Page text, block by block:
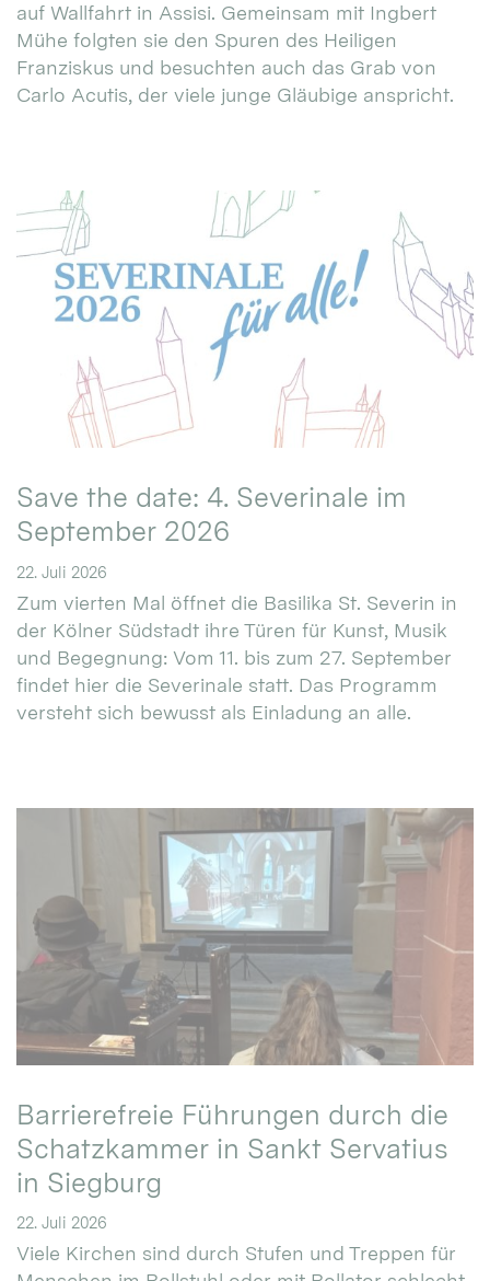
auf Wallfahrt in Assisi. Gemeinsam mit Ingbert
Mühe folgten sie den Spuren des Heiligen
Franziskus und besuchten auch das Grab von
Carlo Acutis, der viele junge Gläubige anspricht.
Save the date: 4. Severinale im
September 2026
22. Juli 2026
Zum vierten Mal öffnet die Basilika St. Severin in
der Kölner Südstadt ihre Türen für Kunst, Musik
und Begegnung: Vom 11. bis zum 27. September
findet hier die Severinale statt. Das Programm
versteht sich bewusst als Einladung an alle.
Barrierefreie Führungen durch die
Schatzkammer in Sankt Servatius
in Siegburg
22. Juli 2026
Viele Kirchen sind durch Stufen und Treppen für